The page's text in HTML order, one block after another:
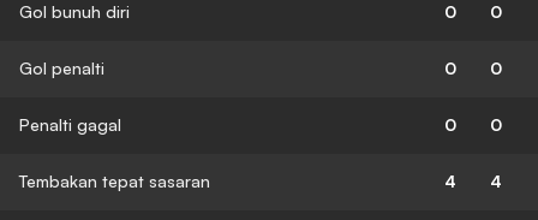
Gol bunuh diri 0 0
Gol penalti 0 0
Penalti gagal 0 0
Tembakan tepat sasaran 4 4